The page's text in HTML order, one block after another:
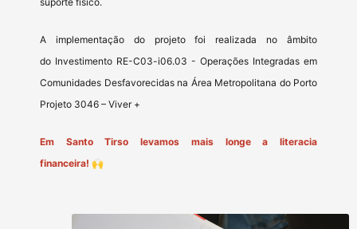
A implementação do projeto foi realizada no âmbito
do Investimento RE-C03-i06.03 - Operações Integradas em
Comunidades Desfavorecidas na Área Metropolitana do Porto
Projeto 3046 – Viver +
Em Santo Tirso levamos mais longe a literacia
financeira! 🙌